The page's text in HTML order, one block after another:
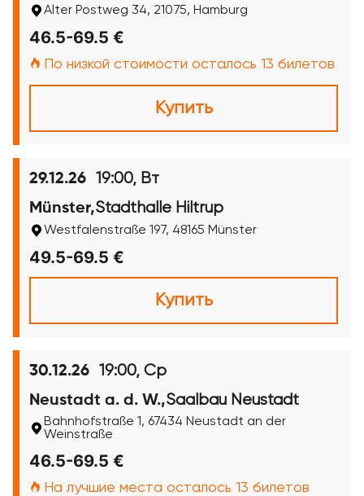
Alter Postweg 34, 21075, Hamburg
46.5-69.5 €
По низкой стоимости осталось 13 билетов
Купить
29.12.26 19:00, Вт
Münster,Stadthalle Hiltrup
Westfalenstraße 197, 48165 Münster
49.5-69.5 €
Купить
30.12.26 19:00, Ср
Neustadt a. d. W.,Saalbau Neustadt
Bahnhofstraße 1, 67434 Neustadt an der
Weinstraße
46.5-69.5 €
На лучшие места осталось 13 билетов